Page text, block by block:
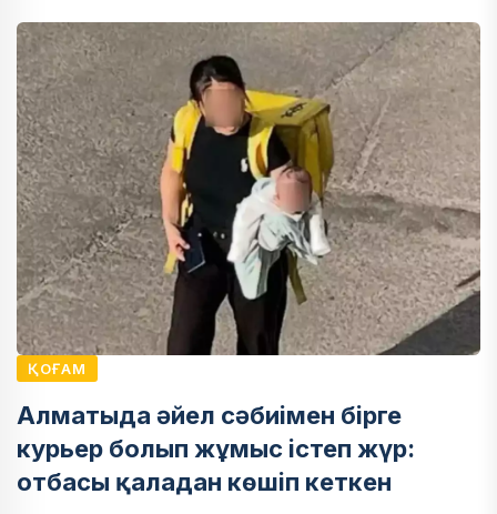
ҚОҒАМ
Алматыда әйел сәбиімен бірге
курьер болып жұмыс істеп жүр:
отбасы қаладан көшіп кеткен